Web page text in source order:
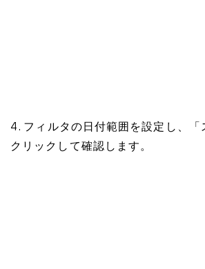
4. フィルタの日付範囲を設定し、「
クリックして確認します。